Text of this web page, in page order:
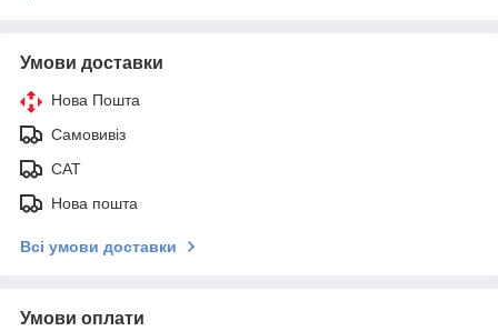
Умови доставки
Нова Пошта
Самовивіз
САТ
Нова пошта
Всі умови доставки
Умови оплати